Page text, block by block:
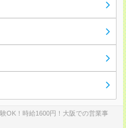
OK！時給1600円！大阪での営業事